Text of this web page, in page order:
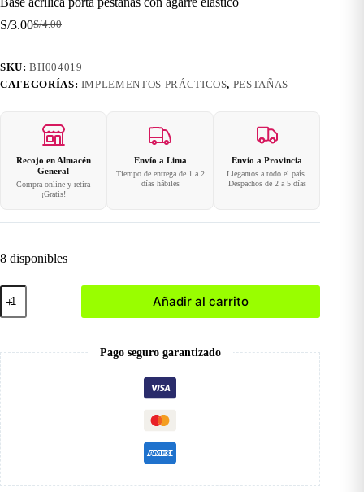
S/4.00
El
era:
S/4.00.
S/3.00El
es:
S/3.00.
SKU:BH004019
CATEGORÍAS: IMPLEMENTOS PRÁCTICOS, PESTAÑAS
Recojo en Almacén
General
Compra online y retira
¡Gratis!
Envío a Lima
Tiempo de entrega de 1 a 2
días hábiles
Envío a Provincia
Llegamos a todo el país.
Despachos de 2 a 5 días
8 disponibles
Base
acrílica
porta
agarre
elástico
cantidad
Añadir al carrito
Pago seguro garantizado